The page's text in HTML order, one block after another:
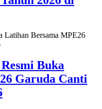
Buka
Garuda Canti